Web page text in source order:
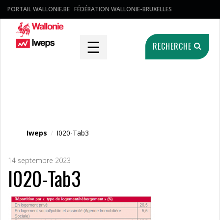
PORTAIL WALLONIE.BE FÉDÉRATION WALLONIE-BRUXELLES
☰ RECHERCHE
Iweps / I020-Tab3
14 septembre 2023
I020-Tab3